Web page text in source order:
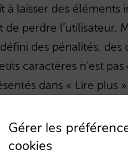
à laisser des éléments
perdre l’utilisateur.
des pénalités, des
caractères n’est
dans « Lire plus ».
réservation.
Gérer les
cookies